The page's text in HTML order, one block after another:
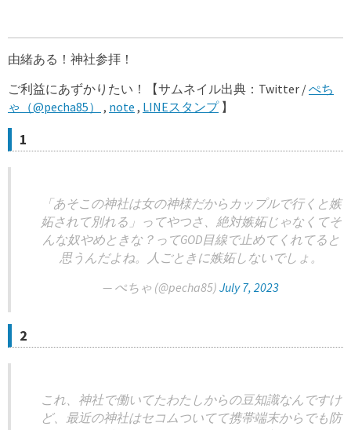
由緒ある！神社参拝！
ご利益にあずかりたい！【サムネイル出典：Twitter /ぺち
ゃ（@pecha85）
, note , LINEスタンプ】
1
「あそこの神社は女の神様だからカップルで行くと嫉
妬されて別れる」ってやつさ、絶対嫉妬じゃなくてそ
んな奴やめときな？ってGOD目線で止めてくれてると
思うんだよね。人ごときに嫉妬しないでしょ。
— ぺちゃ (@pecha85) July 7, 2023
2
これ、神社で働いてたわたしからの豆知識なんですけ
ど、最近の神社はセコムついてて携帯端末からでも防